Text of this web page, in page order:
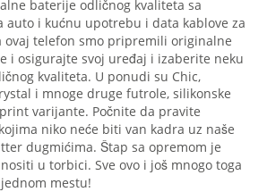
baterije odličnog kvaliteta sa
auto i kućnu upotrebu i data kablove za
ovaj telefon smo pripremili originalne
i osigurajte svoj uređaj i izaberite neku
kvaliteta. U ponudi su Chic,
i mnoge druge futrole, silikonske
varijante. Počnite da pravite
niko neće biti van kadra uz naše
dugmićima. Štap sa opremom je
u torbici. Sve ovo i još mnogo toga
jednom mestu!